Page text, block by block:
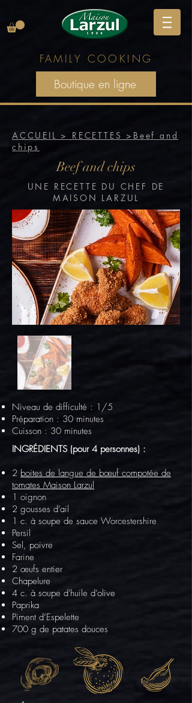
FAMILY COOKING
Boutique en ligne
ACCUEIL > RECETTES >Beef and
chips
Beef and chips
UNE RECETTE DU CHEF DE
MAISON LARZUL
Niveau de difficulté : 1 /5
Préparation : 30 minutes
Cuisson : 30 minutes
INGRÉDIENTS (pour 4 personnes) :
2 boites de langue de bœuf compotée de
tomates Maison Larzul
1 oignon
2 gousses d’ail
1 c. à soupe de sauce Worcestershire
Persil
Sel, poivre
Farine
2 œufs entier
Chapelure
4 c. à soupe d'huile d’olive
Paprika
Piment d’Espelette
700 g de patates douces